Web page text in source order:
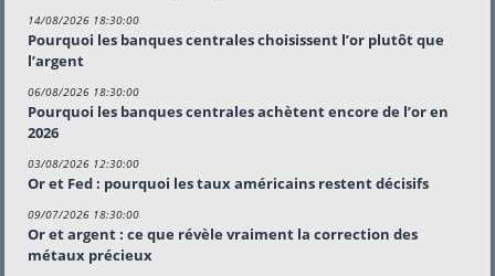
14/08/2026 18:30:00
Pourquoi les banques centrales choisissent l’or plutôt que
l’argent
06/08/2026 18:30:00
Pourquoi les banques centrales achètent encore de l’or en
2026
03/08/2026 12:30:00
Or et Fed : pourquoi les taux américains restent décisifs
09/07/2026 18:30:00
Or et argent : ce que révèle vraiment la correction des
métaux précieux